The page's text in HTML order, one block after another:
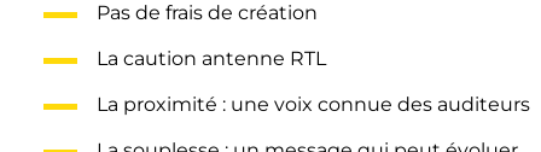
Pas de frais de création
La caution antenne RTL
La proximité : une voix connue des auditeurs